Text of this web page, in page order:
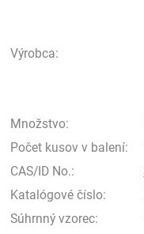
Výrobca:
Množstvo:
Počet kusov v balení:
CAS/ID No.:
Katalógové číslo:
Súhrnný vzorec: